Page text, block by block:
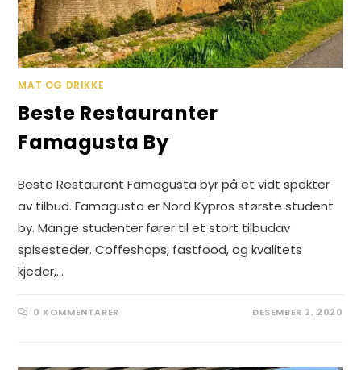
MAT OG DRIKKE
Beste Restauranter
Famagusta By
Beste Restaurant Famagusta byr på et vidt spekter
av tilbud. Famagusta er Nord Kypros største student
by. Mange studenter fører til et stort tilbudav
spisesteder. Coffeshops, fastfood, og kvalitets
kjeder,…
0 KOMMENTARER DESEMBER 2, 2020